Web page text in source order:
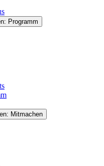
Programm
Mitmachen